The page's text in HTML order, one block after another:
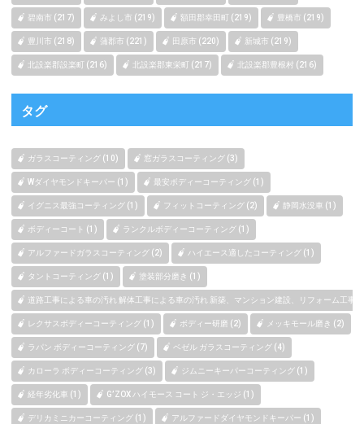
碧南市 (217) みよし市 (219) 額田郡幸田町 (219) 豊橋市 (219)
豊川市 (218) 蒲郡市 (221) 田原市 (220) 新城市 (219)
北設楽郡設楽町 (216) 北設楽郡東栄町 (217) 北設楽郡豊根村 (216)
タグ
ガラスコーティング (10) 窓ガラスコーティング (3)
Wダイヤモンドキーパー (1) 最安ボディーコーティング (1)
イグニス最強コーティング (1) フィットコーティング (2) 静岡水没車 (1)
ボディーコート (1) ランクルボディーコーティング (1)
アルファードガラスコーティング (2) ハイエース適したコーティング (1)
タントコーティング (1) 塗装部分磨き (1)
道路工事による車の汚れ 解体工事による車の汚れ 新築、マンション建設、リフォーム工事
レクサスボディーコーティング (1) ボディー研磨 (2) メッキモール磨き (2)
ラパン ボディーコーティング (7) ベゼル ガラスコーティング (4)
カローラ ボディーコーティング (3) ジムニーキーパーコーティング (1)
経年劣化車 (1) G’ZOX ハイモース コート ジ・エッジ (1)
デリカミニカーコーティング (1) アルファードダイヤモンドキーパー (1)